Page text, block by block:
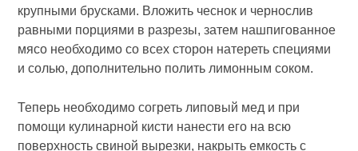
крупными брусками. Вложить чеснок и чернослив
равными порциями в разрезы, затем нашпигованное
мясо необходимо со всех сторон натереть специями
и солью, дополнительно полить лимонным соком.
Теперь необходимо согреть липовый мед и при
помощи кулинарной кисти нанести его на всю
поверхность свиной вырезки, накрыть емкость с